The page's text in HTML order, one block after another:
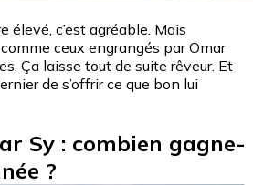
élevé, c’est agréable. Mais
ceux engrangés par Omar
Ça laisse tout de suite rêveur. Et
de s’offrir ce que bon lui
Sy : combien gagne-
?